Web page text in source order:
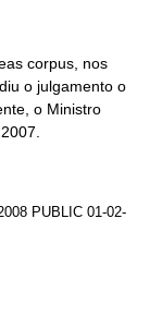
corpus, nos
o julgamento o
o Ministro
PUBLIC 01-02-